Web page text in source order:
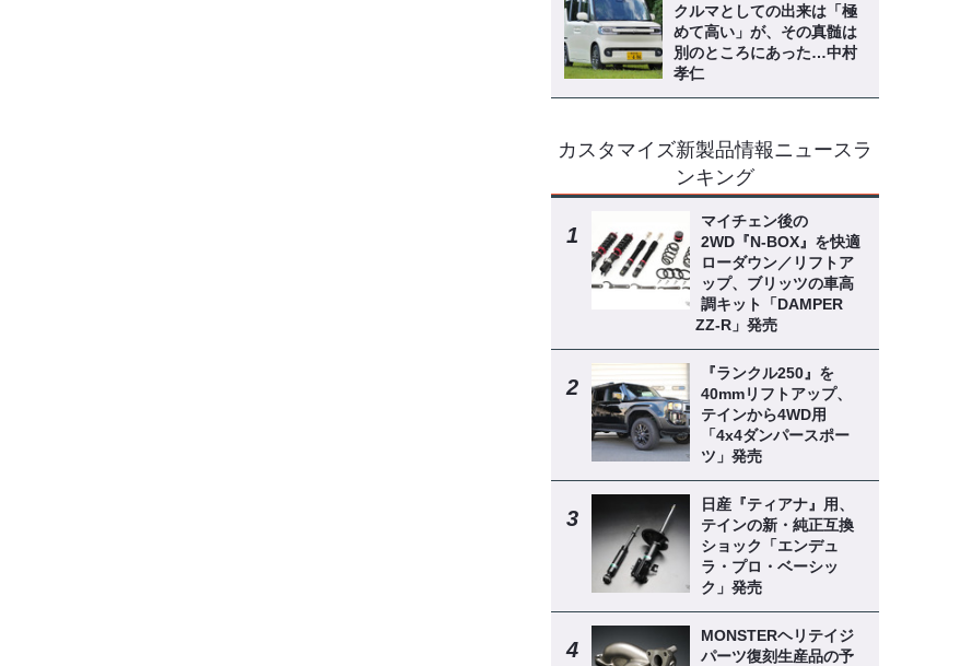
クルマとしての出来は「極
めて高い」が、その真髄は
別のところにあった…中村
孝仁
カスタマイズ新製品情報ニュースラ
ンキング
マイチェン後の
2WD『N-BOX』を快適
ローダウン／リフトア
ップ、ブリッツの車高
調キット「DAMPER
ZZ-R」発売
『ランクル250』を
40mmリフトアップ、
テインから4WD用
「4x4ダンパースポー
ツ」発売
日産『ティアナ』用、
テインの新・純正互換
ショック「エンデュ
ラ・プロ・ベーシッ
ク」発売
MONSTERヘリテイジ
パーツ復刻生産品の予